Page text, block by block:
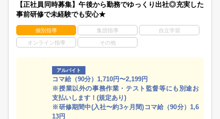
【正社員同時募集】午後から勤務でゆっくり出社◎充実した
事前研修で未経験でも安心★
個別指導 集団指導 自立学習
オンライン指導 その他
アルバイト
コマ給（90分）1,710円〜2,199円
※授業以外の事務作業・テスト監督等にも別途お
支払いします！(規定あり)
※研修期間中(入社〜約3ヶ月間)コマ給（90分）1,6
13円